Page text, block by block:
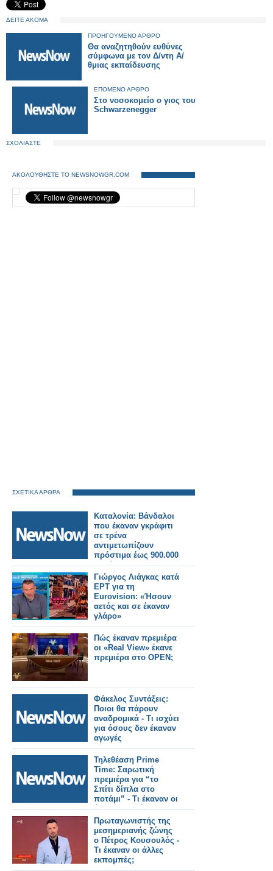
ΔΕΙΤΕ ΑΚΟΜΑ
ΠΡΟΗΓΟΥΜΕΝΟ ΑΡΘΡΟ
Θα αναζητηθούν ευθύνες
σύμφωνα με τον Δ/ντη Α/
θμιας εκπαίδευσης
ΕΠΟΜΕΝΟ ΑΡΘΡΟ
Στο νοσοκομείο ο γιος του
Schwarzenegger
ΣΧΟΛΙΑΣΤΕ
ΑΚΟΛΟΥΘΗΣΤΕ ΤΟ NEWSNOWGR.COM
ΣΧΕΤΙΚΑ ΑΡΘΡΑ
Καταλονία: Βάνδαλοι
που έκαναν γκράφιτι
σε τρένα
αντιμετωπίζουν
πρόστιμα έως 900.000
ευρώ!
Γιώργος Λιάγκας κατά
ΕΡΤ για τη
Eurovision: «Ήσουν
αετός και σε έκαναν
γλάρο»
Πώς έκαναν πρεμιέρα
οι «Real View» έκανε
πρεμιέρα στο OPEN;
Φάκελος Συντάξεις:
Ποιοι θα πάρουν
αναδρομικά - Τι ισχύει
για όσους δεν έκαναν
αγωγές
Τηλεθέαση Prime
Time: Σαρωτική
πρεμιέρα για “το
Σπίτι δίπλα στο
ποτάμι” - Τι έκαναν οι
άλλες πρεμιέρες;
Πρωταγωνιστής της
μεσημεριανής ζώνης
ο Πέτρος Κουσουλός -
Τι έκαναν οι άλλες
εκπομπές;